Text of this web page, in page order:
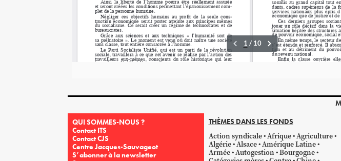
QUI SOMMES-NOUS ?
Contact ITS
Contact CJS
Centre Jacques-Sauvageot
S’abonner à la newsletter
THÈMES DANS LES FONDS
Action syndicale Afrique Agriculture
Algérie Alsace Amérique Latine
Armée Autogestion Bourgogne